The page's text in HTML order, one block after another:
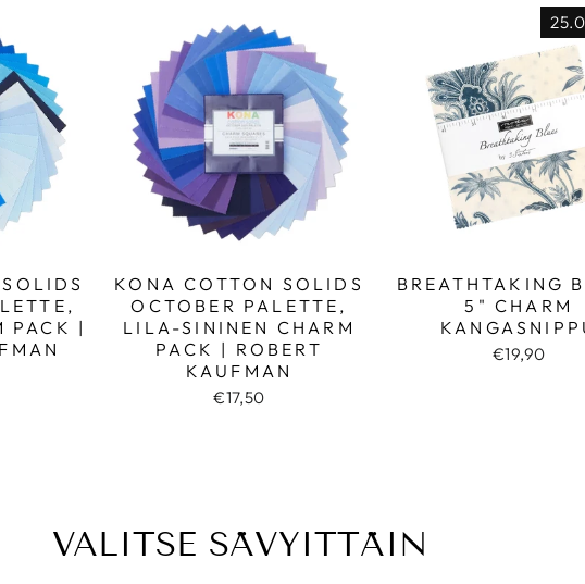
PACK |
KONA COTTON SOLIDS
OCTOBER PALETTE,
LILA-SININEN CHARM
PACK | ROBERT
KAUFMAN
€17,50
BREATHTAKING
5" CHARM
€19,90
VALITSE SÄVYITTÄIN